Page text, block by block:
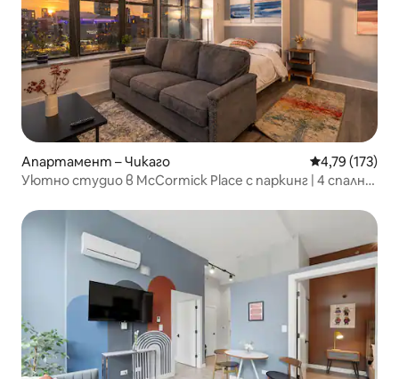
Апартамент – Чикаго Средна
4,79 (173)
Уютно студио в McCormick Place с паркинг | 4 спални